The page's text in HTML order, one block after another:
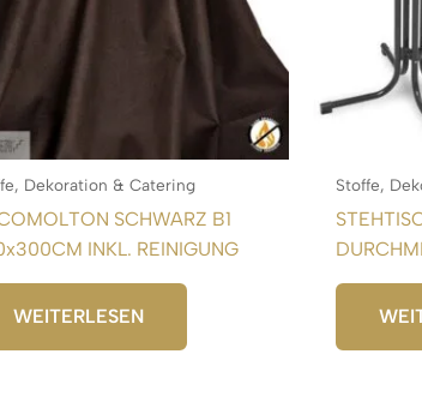
Dekoration & Catering
SCHWARZ B1
INKL. REINIGUNG
WEITERLESEN
Stoffe,